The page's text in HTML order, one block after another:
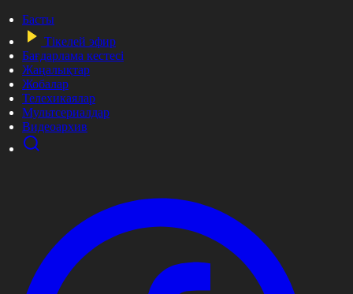
Басты
Тікелей эфир
Бағдарлама кестесі
Жаңалықтар
Жобалар
Телехикаялар
Мультсериалдар
Видеоархив